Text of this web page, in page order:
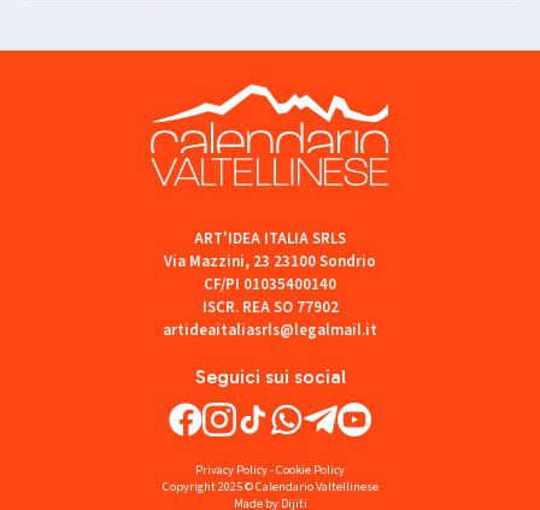
Seguici sui social
ART'IDEA ITALIA SRLS
Via Mazzini, 23 23100 Sondrio
CF/PI 01035400140
ISCR. REA SO 77902
artideaitaliasrls@legalmail.it
Privacy Policy-Cookie Policy
Copyright 2025 © Calendario Valtellinese
Made by Dijiti